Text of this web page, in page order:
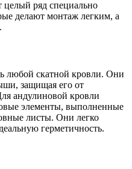
целый ряд специально
делают монтаж легким, а
любой скатной кровли. Они
защищая его от
андулиновой кровли
элементы, выполненные
листы. Они легко
герметичность.